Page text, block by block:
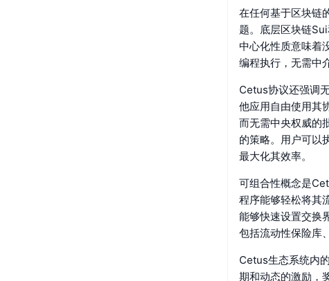
在任何基于区块链
题。底层区块链
中心化性质意味着
编程执行，无需中介
Cetus协议还强调
他应用自由使用其
而无需中央权威的
的策略。用户可以
最大化其效率。
可组合性概念是
程序能够轻松将其
能够快速设置交换
包括流动性保险库
Cetus生态系统内
期和动态的激励，